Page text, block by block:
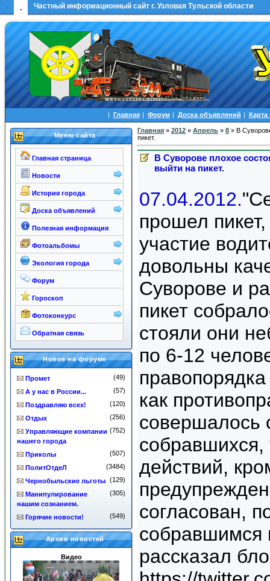
. . Частный информационный сайт г. Узловая Тульской области
| Главная | Форум | Доска объявлений | Карта
Меню сайта
Главная страница
Новости
История города
Доска объявлений
Полезная информация
Фотоальбомы
Экология города
Форум
Гороскоп
Фотоконкурс
Обратная связь
Новое на форуме
Промет
(49)
А у нас в России...
(57)
Поздравляю всех!
(120)
Отдых
(256)
Управляющие компании
нашего города
(752)
Приколы
(507)
ПолитОтдеЛ
(3484)
Чернобыльские льготы (129)
Манипулирование
нашим сознанием.
(305)
Горячие новости! (549)
Архив новостей
Видео
Главная » 2012 » Апрель » 8 » В
пикет.
В Суворове плохое
выйти на пикет.
07.04.2012.
прошел
участие
довольны
Суворове и
пикет
стояли они
по 6-12
как
совершалось
собравшихся,
действий,
согласован,
собравшимся
рассказал